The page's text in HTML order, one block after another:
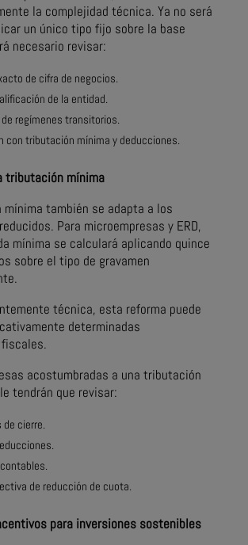
la complejidad técnica. Ya no será
un único tipo fijo sobre la base
necesario revisar:
de cifra de negocios.
de la entidad.
regímenes transitorios.
con tributación mínima y deducciones.
tributación mínima
también se adapta a los
Para microempresas y ERD,
mínima se calculará aplicando quince
sobre el tipo de gravamen
técnica, esta reforma puede
determinadas
acostumbradas a una tributación
tendrán que revisar:
de cierre.
de reducción de cuota.
para inversiones sostenibles